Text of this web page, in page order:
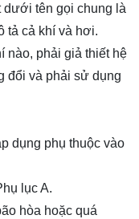
dưới tên gọi chung là
tả cả khí và hơi.
nào, phải giả thiết hệ
đổi và phải sử dụng
dụng phụ thuộc vào
lục A.
hòa hoặc quá